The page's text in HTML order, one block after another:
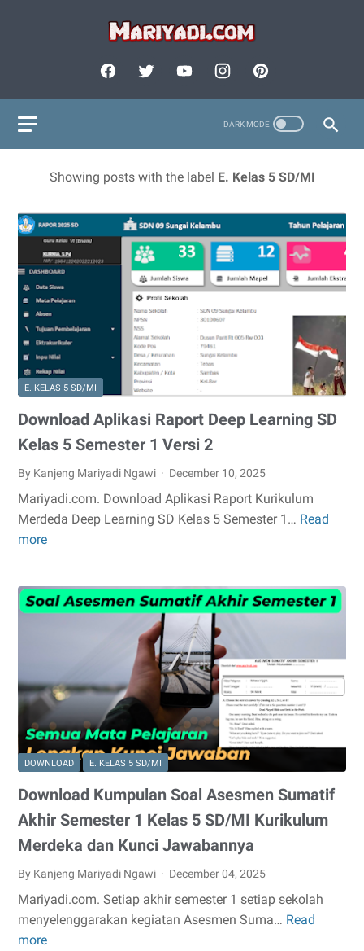
Showing posts with the label E. Kelas 5 SD/MI
E. KELAS 5 SD/MI
Download Aplikasi Raport Deep Learning SD
Kelas 5 Semester 1 Versi 2
By Kanjeng Mariyadi Ngawi December 10, 2025
Mariyadi.com. Download Aplikasi Raport Kurikulum
Merdeda Deep Learning SD Kelas 5 Semester 1… Read
more
Download
Deep
Learning
Semester
1
Versi
2
DOWNLOAD E. KELAS 5 SD/MI
Download Kumpulan Soal Asesmen Sumatif
Akhir Semester 1 Kelas 5 SD/MI Kurikulum
Merdeka dan Kunci Jawabannya
By Kanjeng Mariyadi Ngawi December 04, 2025
Mariyadi.com. Setiap akhir semester 1 setiap sekolah
menyelenggarakan kegiatan Asesmen Suma… Read
more
Download